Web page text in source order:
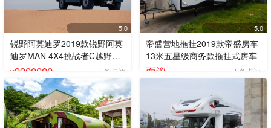
5.0
锐野阿莫迪罗2019款锐野阿莫
迪罗MAN 4X4挑战者C越野房
车
¥3900000 5条点评
5.0
帝盛营地拖挂2019款帝盛房车
13米五星级商务款拖挂式房车
面议 5条点评